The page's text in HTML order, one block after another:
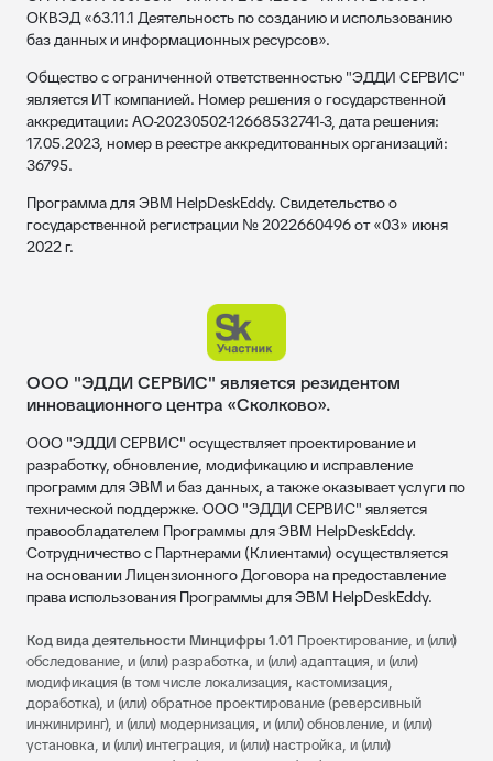
ОКВЭД «63.11.1 Деятельность по созданию и использованию
баз данных и информационных ресурсов».
Общество с ограниченной ответственностью "ЭДДИ СЕРВИС"
является ИТ компанией. Номер решения о государственной
аккредитации: АО-20230502-12668532741-3, дата решения:
17.05.2023, номер в реестре аккредитованных организаций:
36795.
Программа для ЭВМ HelpDeskEddy. Свидетельство о
государственной регистрации № 2022660496 от «03» июня
2022 г.
ООО "ЭДДИ СЕРВИС" является резидентом
инновационного центра «Сколково».
ООО "ЭДДИ СЕРВИС" осуществляет проектирование и
разработку, обновление, модификацию и исправление
программ для ЭВМ и баз данных, а также оказывает услуги по
технической поддержке. ООО "ЭДДИ СЕРВИС" является
правообладателем Программы для ЭВМ HelpDeskEddy.
Сотрудничество с Партнерами (Клиентами) осуществляется
на основании Лицензионного Договора на предоставление
права использования Программы для ЭВМ HelpDeskEddy.
Код вида деятельности Минцифры 1.01 Проектирование, и (или)
обследование, и (или) разработка, и (или) адаптация, и (или)
модификация (в том числе локализация, кастомизация,
доработка), и (или) обратное проектирование (реверсивный
инжиниринг), и (или) модернизация, и (или) обновление, и (или)
установка, и (или) интеграция, и (или) настройка, и (или)